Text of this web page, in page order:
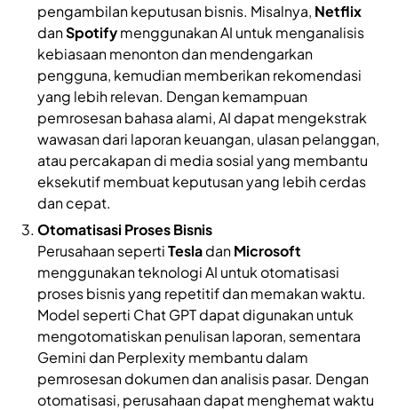
pengambilan keputusan bisnis. Misalnya, Netflix
danSpotifymenggunakan AI untuk menganalisis
kebiasaan menonton dan mendengarkan
pengguna, kemudian memberikan rekomendasi
yang lebih relevan. Dengan kemampuan
pemrosesan bahasa alami, AI dapat mengekstrak
wawasan dari laporan keuangan, ulasan pelanggan,
atau percakapan di media sosial yang membantu
eksekutif membuat keputusan yang lebih cerdas
dan cepat.
Otomatisasi Proses Bisnis
Perusahaan sepertiTesladanMicrosoft
menggunakan teknologi AI untuk otomatisasi
proses bisnis yang repetitif dan memakan waktu.
Model seperti Chat GPT dapat digunakan untuk
mengotomatiskan penulisan laporan, sementara
Gemini dan Perplexity membantu dalam
pemrosesan dokumen dan analisis pasar. Dengan
otomatisasi, perusahaan dapat menghemat waktu